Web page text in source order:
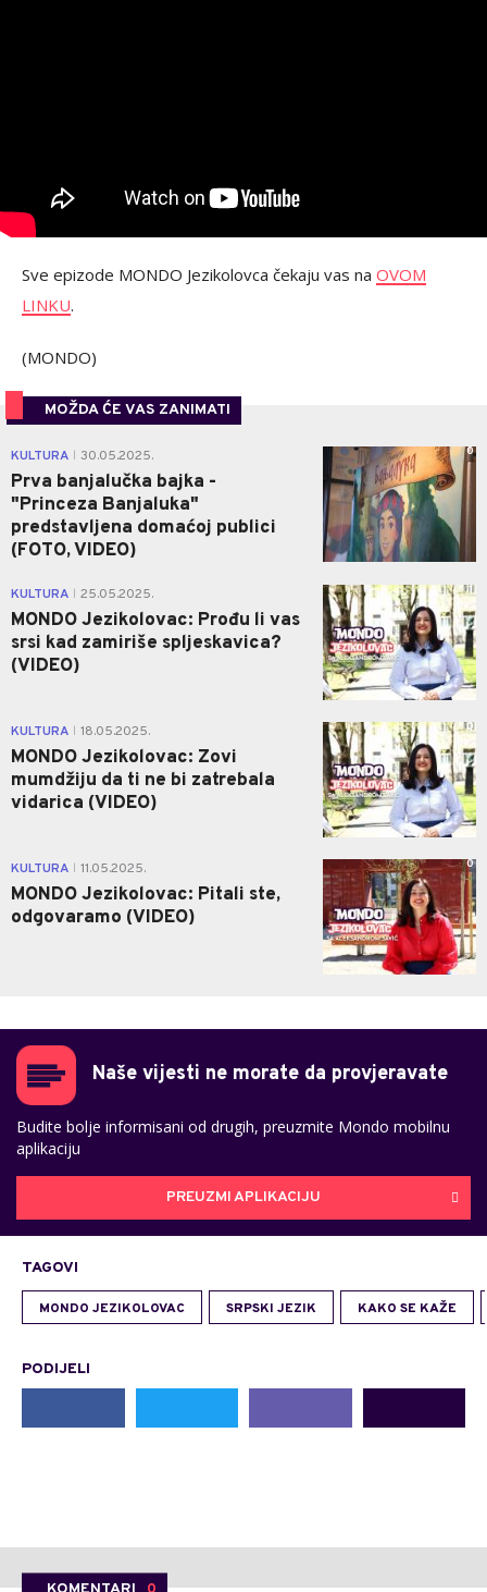
Sve epizode MONDO Jezikolovca čekaju vas na OVOM
LINKU.
(MONDO)
MOŽDA ĆE VAS ZANIMATI
KULTURA 30.05.2025.
Prva banjalučka bajka -
"Princeza Banjaluka"
predstavljena domaćoj publici
(FOTO, VIDEO)
0
KULTURA 25.05.2025.
MONDO Jezikolovac: Prođu li vas
srsi kad zamiriše spljeskavica?
(VIDEO)
1
KULTURA 18.05.2025.
MONDO Jezikolovac: Zovi
mumdžiju da ti ne bi zatrebala
vidarica (VIDEO)
0
KULTURA 11.05.2025.
MONDO Jezikolovac: Pitali ste,
odgovaramo (VIDEO)
0
Naše vijesti ne morate da provjeravate
Budite bolje informisani od drugih, preuzmite Mondo mobilnu
aplikaciju
PREUZMI APLIKACIJU
TAGOVI
MONDO JEZIKOLOVAC SRPSKI JEZIK KAKO SE KAŽE
PODIJELI